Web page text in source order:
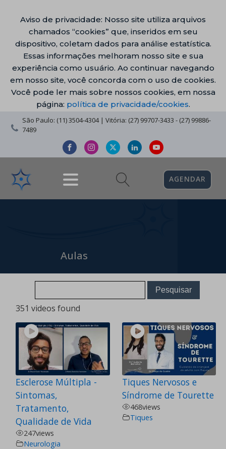
Aviso de privacidade: Nosso site utiliza arquivos
chamados “cookies” que, inseridos em seu
dispositivo, coletam dados para análise estatística.
Essas informações melhoram nosso site e sua
experiência como usuário. Ao continuar navegando
em nosso site, você concorda com o uso de cookies.
Você pode ler mais sobre nossos cookies, em nossa
página: política de privacidade/cookies.
São Paulo: (11) 3504-4304 | Vitória: (27) 99707-3433 - (27) 99886-
7489
AGENDAR
Aulas
351 videos found
Esclerose Múltipla -
Sintomas,
Tratamento,
Qualidade de Vida
247views
Neurologia
Tiques Nervosos e
Síndrome de Tourette
468views
Tiques